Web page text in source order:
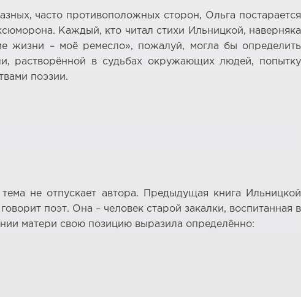
часто противоположных сторон, Ольга постарается
Каждый, кто читал стихи Ильницкой, наверняка
жизни – моё ремесло», пожалуй, могла бы определить
растворённой в судьбах окружающих людей, попытку
поэзии.
не отпускает автора. Предыдущая книга Ильницкой
поэт. Она – человек старой закалки, воспитанная в
матери свою позицию выразила определённо: